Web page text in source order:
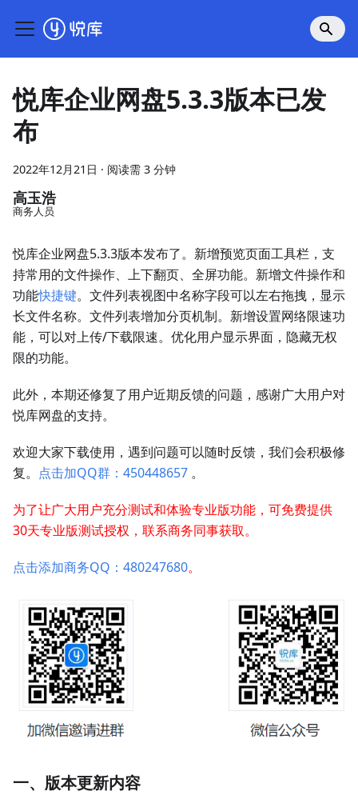
悦库企业网盘5.3.3版本已发
布
2022年12月21日 · 阅读需 3 分钟
高玉浩
商务人员
悦库企业网盘5.3.3版本发布了。新增预览页面工具栏，支
持常用的文件操作、上下翻页、全屏功能。新增文件操作和
功能快捷键。文件列表视图中名称字段可以左右拖拽，显示
长文件名称。文件列表增加分页机制。新增设置网络限速功
能，可以对上传/下载限速。优化用户显示界面，隐藏无权
限的功能。
此外，本期还修复了用户近期反馈的问题，感谢广大用户对
悦库网盘的支持。
欢迎大家下载使用，遇到问题可以随时反馈，我们会积极修
复。 点击加QQ群：450448657 。
为了让广大用户充分测试和体验专业版功能，可免费提供
30天专业版测试授权，联系商务同事获取。
点击添加商务QQ：480247680。
一、版本更新内容